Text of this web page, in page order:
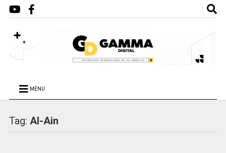
MENU
Tag: Al-Ain